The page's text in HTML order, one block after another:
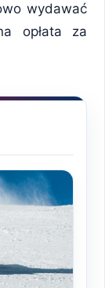
wydawać
opłata za